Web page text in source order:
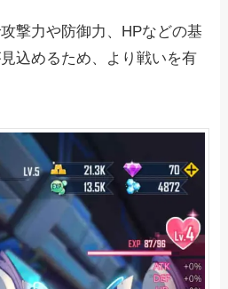
撃力や防御力、HPなどの基
込めるため、より戦いを有